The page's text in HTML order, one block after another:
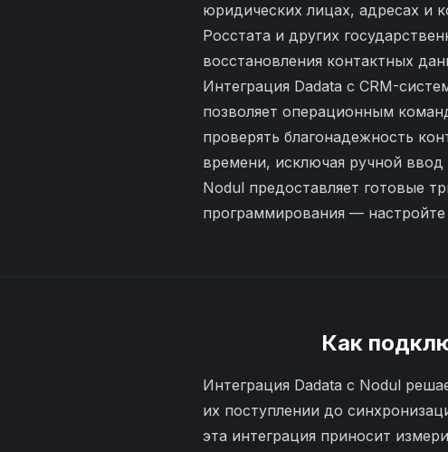
юридических лицах, адресах и
Росстата и других
восстановления контактных
Интеграция Dadata с CRM-
позволяет операционным
проверять благонадежность
времени, исключая ручной
Nodul предоставляет готовые
программирования —
Как
Интеграция Dadata с Nodul
их поступлении до
эта интеграция приносит